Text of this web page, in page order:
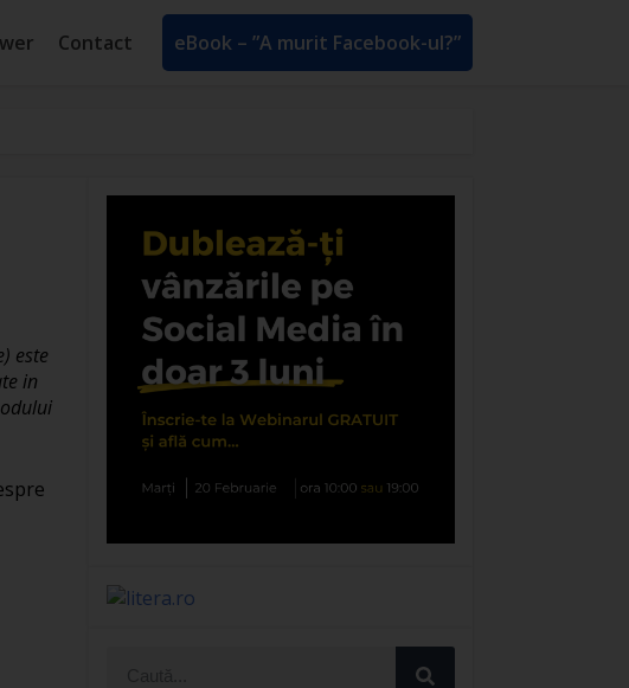
Contact eBook – ”A murit Facebook-ul?”
este
in